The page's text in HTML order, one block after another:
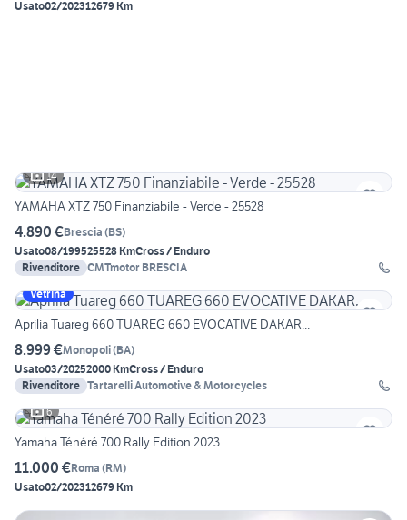
Usato02/202312679 Km
14
YAMAHA XTZ 750 Finanziabile - Verde - 25528
4.890 €Brescia (BS)
Usato08/199525528 KmCross / Enduro
Rivenditore CMTmotor BRESCIA
Vetrina
Aprilia Tuareg 660 TUAREG 660 EVOCATIVE DAKAR...
8.999 €Monopoli(BA)
Usato03/20252000 KmCross / Enduro
Rivenditore Tartarelli Automotive & Motorcycles
6
Yamaha Ténéré 700 Rally Edition 2023
11.000 €Roma (RM)
Usato02/202312679 Km